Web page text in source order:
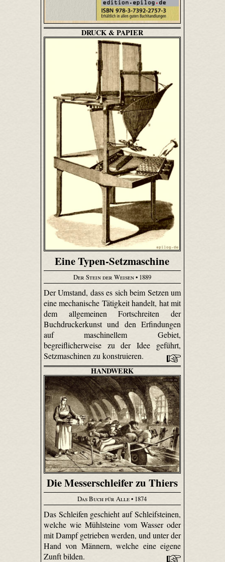
DRUCK & PAPIER
Eine Typen-Setzmaschine
Der Stein der Weisen• 1889
Der Umstand, dass es sich beim Setzen um
eine mechanische Tätigkeit handelt, hat mit
dem allgemeinen Fortschreiten der
Buchdruckerkunst und den Erfindungen
auf maschinellem Gebiet,
begreiflicherweise zu der Idee geführt,
Setzmaschinen zu konstruieren.
HANDWERK
Die Messerschleifer zu Thiers
Das Buch für Alle• 1874
Das Schleifen geschieht auf Schleifsteinen,
welche wie Mühlsteine vom Wasser oder
mit Dampf getrieben werden, und unter der
Hand von Männern, welche eine eigene
Zunft bilden.